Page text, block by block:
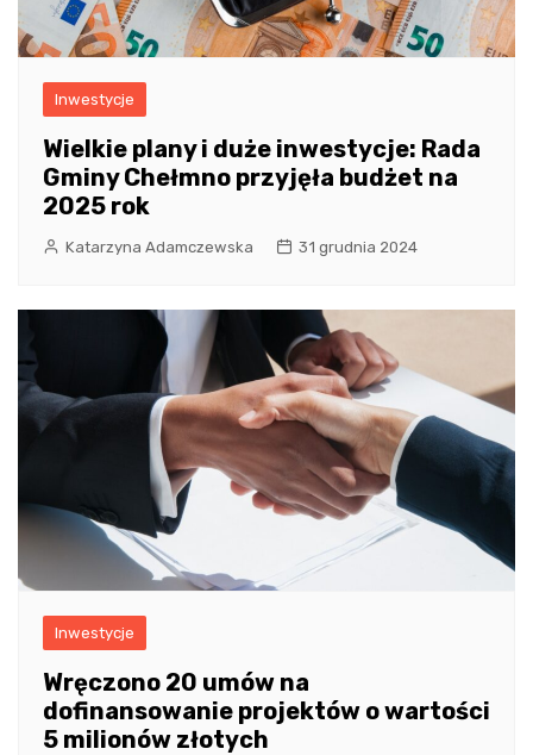
Inwestycje
Wielkie plany i duże inwestycje: Rada
Gminy Chełmno przyjęła budżet na
2025 rok
Katarzyna Adamczewska 31 grudnia 2024
Inwestycje
Wręczono 20 umów na
dofinansowanie projektów o wartości
5 milionów złotych